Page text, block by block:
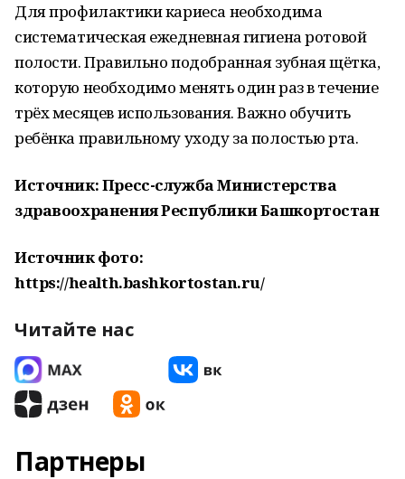
Для профилактики кариеса необходима
систематическая ежедневная гигиена ротовой
полости. Правильно подобранная зубная щётка,
которую необходимо менять один раз в течение
трёх месяцев использования. Важно обучить
ребёнка правильному уходу за полостью рта.
Источник: Пресс-служба Министерства
здравоохранения Республики Башкортостан
Источник фото:
https://health.bashkortostan.ru/
Читайте нас
Партнеры